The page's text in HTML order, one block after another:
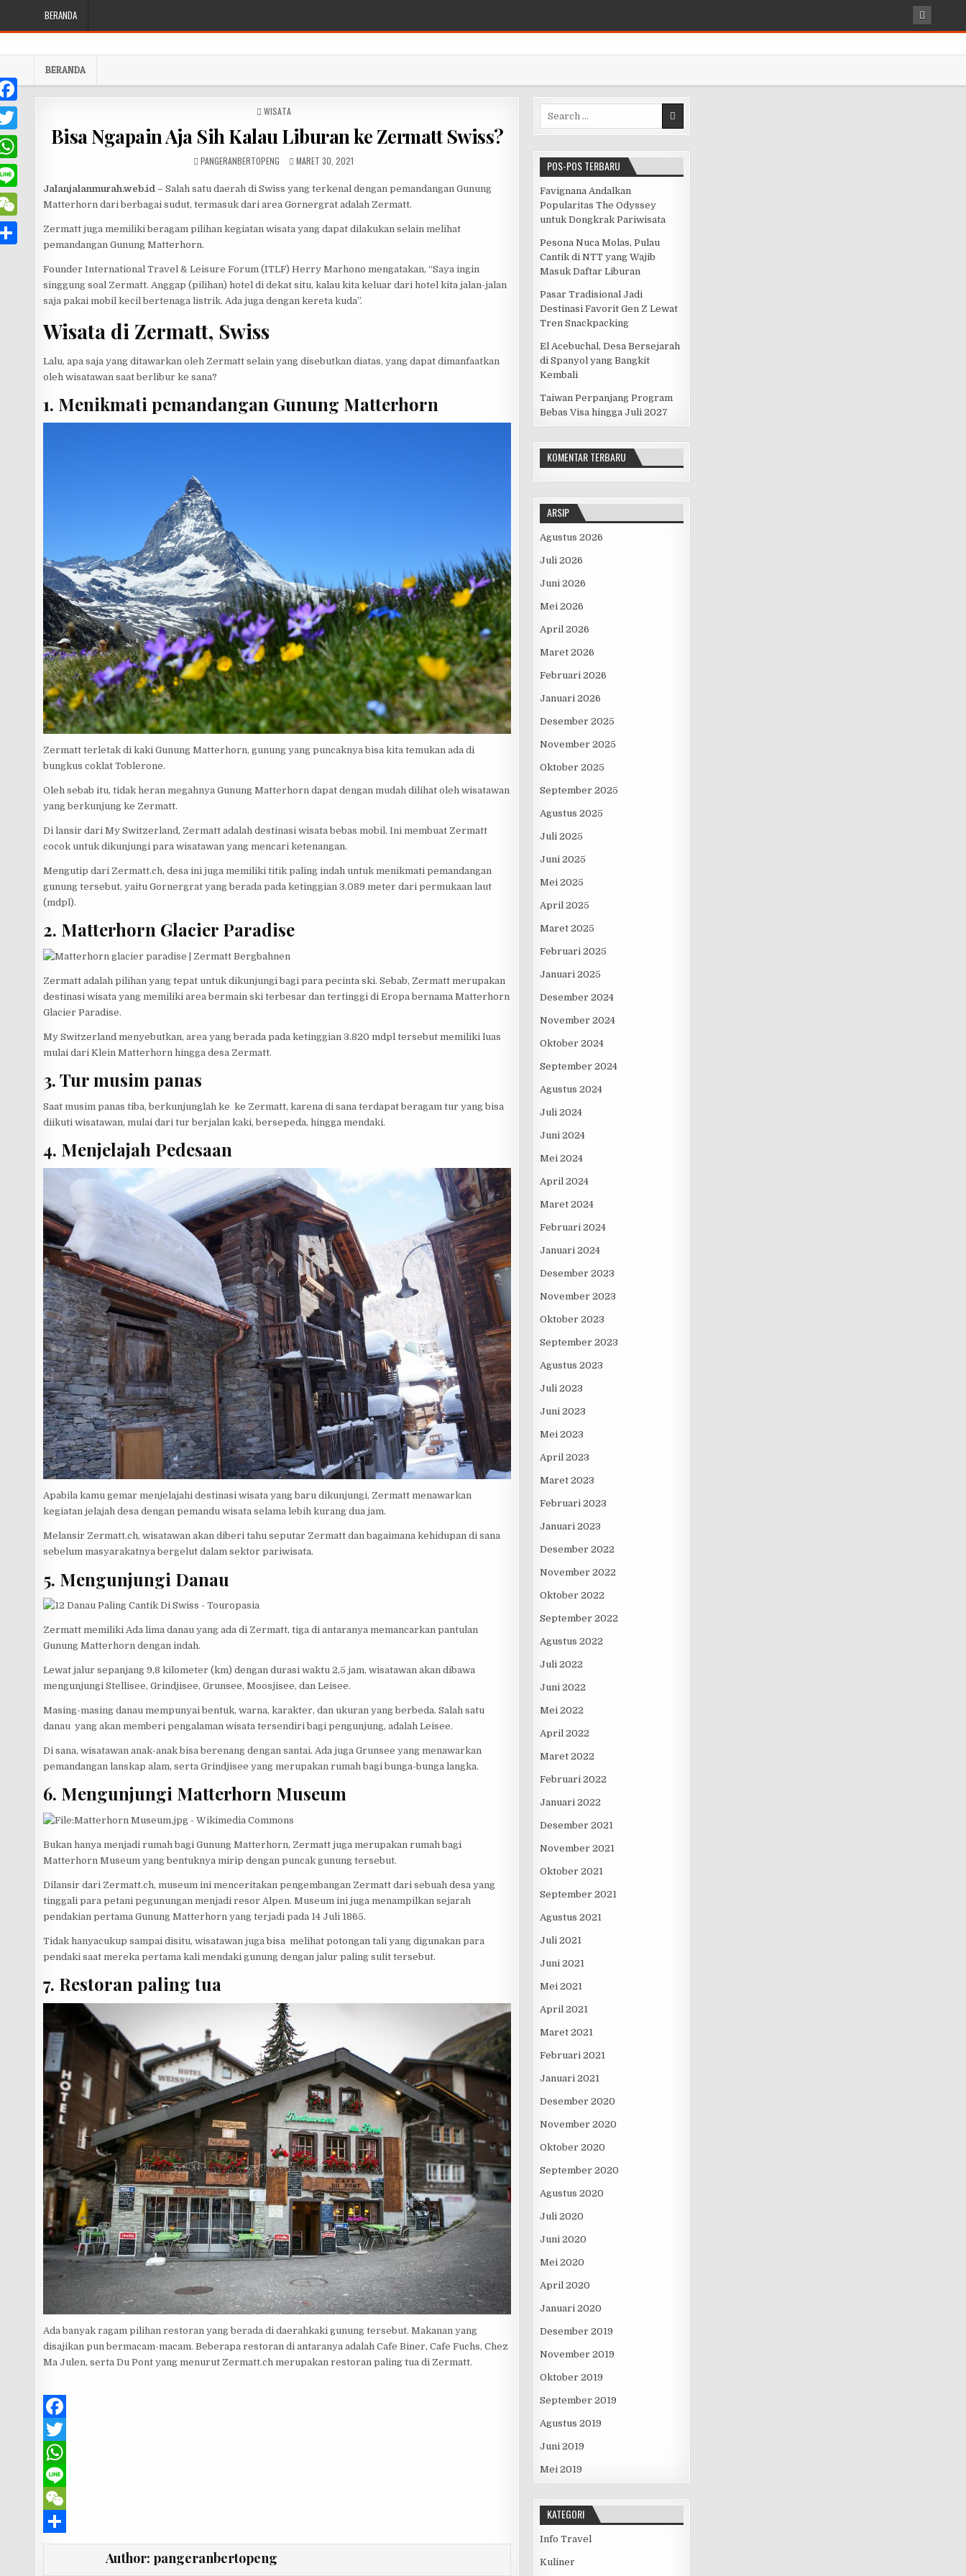
BERANDA
BERANDA
POSTED IN
WISATA
Bisa Ngapain Aja Sih Kalau Liburan ke Zermatt Swiss?
AUTHOR:
PANGERANBERTOPENG PUBLISHED DATE:
MARET 30, 2021
Jalanjalanmurah.web.id –Salah satu daerah di Swiss yang terkenal dengan pemandangan Gunung
Matterhorn dari berbagai sudut, termasuk dari area Gornergrat adalah Zermatt.
Zermatt juga memiliki beragam pilihan kegiatan wisata yang dapat dilakukan selain melihat
pemandangan Gunung Matterhorn.
Founder International Travel & Leisure Forum (ITLF) Herry Marhono mengatakan, “Saya ingin
singgung soal Zermatt. Anggap (pilihan) hotel di dekat situ, kalau kita keluar dari hotel kita jalan-jalan
saja pakai mobil kecil bertenaga listrik. Ada juga dengan kereta kuda”.
Wisata di Zermatt, Swiss
Lalu, apa saja yang ditawarkan oleh Zermatt selain yang disebutkan diatas, yang dapat dimanfaatkan
oleh wisatawan saat berlibur ke sana?
1. Menikmati pemandangan Gunung Matterhorn
Zermatt terletak di kaki Gunung Matterhorn, gunung yang puncaknya bisa kita temukan ada di
bungkus coklat Toblerone.
Oleh sebab itu, tidak heran megahnya Gunung Matterhorn dapat dengan mudah dilihat oleh wisatawan
yang berkunjung ke Zermatt.
Di lansir dari My Switzerland, Zermatt adalah destinasi wisata bebas mobil. Ini membuat Zermatt
cocok untuk dikunjungi para wisatawan yang mencari ketenangan.
Mengutip dari Zermatt.ch, desa ini juga memiliki titik paling indah untuk menikmati pemandangan
gunung tersebut, yaitu Gornergrat yang berada pada ketinggian 3.089 meter dari permukaan laut
(mdpl).
2. Matterhorn Glacier Paradise
Zermatt adalah pilihan yang tepat untuk dikunjungi bagi para pecinta ski. Sebab, Zermatt merupakan
destinasi wisata yang memiliki area bermain ski terbesar dan tertinggi di Eropa bernama Matterhorn
Glacier Paradise.
My Switzerland menyebutkan, area yang berada pada ketinggian 3.820 mdpl tersebut memiliki luas
mulai dari Klein Matterhorn hingga desa Zermatt.
3. Tur musim panas
Saat musim panas tiba, berkunjunglah ke ke Zermatt, karena di sana terdapat beragam tur yang bisa
diikuti wisatawan, mulai dari tur berjalan kaki, bersepeda, hingga mendaki.
4. Menjelajah Pedesaan
Apabila kamu gemar menjelajahi destinasi wisata yang baru dikunjungi, Zermatt menawarkan
kegiatan jelajah desa dengan pemandu wisata selama lebih kurang dua jam.
Melansir Zermatt.ch, wisatawan akan diberi tahu seputar Zermatt dan bagaimana kehidupan di sana
sebelum masyarakatnya bergelut dalam sektor pariwisata.
5. Mengunjungi Danau
Zermatt memiliki Ada lima danau yang ada di Zermatt, tiga di antaranya memancarkan pantulan
Gunung Matterhorn dengan indah.
Lewat jalur sepanjang 9,8 kilometer (km) dengan durasi waktu 2,5 jam, wisatawan akan dibawa
mengunjungi Stellisee, Grindjisee, Grunsee, Moosjisee, dan Leisee.
Masing-masing danau mempunyai bentuk, warna, karakter, dan ukuran yang berbeda. Salah satu
danau yang akan memberi pengalaman wisata tersendiri bagi pengunjung, adalah Leisee.
Di sana, wisatawan anak-anak bisa berenang dengan santai. Ada juga Grunsee yang menawarkan
pemandangan lanskap alam, serta Grindjisee yang merupakan rumah bagi bunga-bunga langka.
6. Mengunjungi Matterhorn Museum
Bukan hanya menjadi rumah bagi Gunung Matterhorn, Zermatt juga merupakan rumah bagi
Matterhorn Museum yang bentuknya mirip dengan puncak gunung tersebut.
Dilansir dari Zermatt.ch, museum ini menceritakan pengembangan Zermatt dari sebuah desa yang
tinggali para petani pegunungan menjadi resor Alpen. Museum ini juga menampilkan sejarah
pendakian pertama Gunung Matterhorn yang terjadi pada 14 Juli 1865.
Tidak hanyacukup sampai disitu, wisatawan juga bisa melihat potongan tali yang digunakan para
pendaki saat mereka pertama kali mendaki gunung dengan jalur paling sulit tersebut.
7. Restoran paling tua
Ada banyak ragam pilihan restoran yang berada di daerahkaki gunung tersebut. Makanan yang
disajikan pun bermacam-macam. Beberapa restoran di antaranya adalah Cafe Biner, Cafe Fuchs, Chez
Ma Julen, serta Du Pont yang menurut Zermatt.ch merupakan restoran paling tua di Zermatt.
F
a
c
e
b
o
T
w
i
t
W
h
a
t
L
n
W
e
S
Author: pangeranbertopeng
Search for:
POS-POS TERBARU
Favignana Andalkan
Popularitas The Odyssey
untuk Dongkrak Pariwisata
Pesona Nuca Molas, Pulau
Cantik di NTT yang Wajib
Masuk Daftar Liburan
Pasar Tradisional Jadi
Destinasi Favorit Gen Z Lewat
Tren Snackpacking
El Acebuchal, Desa Bersejarah
di Spanyol yang Bangkit
Kembali
Taiwan Perpanjang Program
Bebas Visa hingga Juli 2027
KOMENTAR TERBARU
ARSIP
Agustus 2026
Juli 2026
Juni 2026
Mei 2026
April 2026
Maret 2026
Februari 2026
Januari 2026
Desember 2025
November 2025
Oktober 2025
September 2025
Agustus 2025
Juli 2025
Juni 2025
Mei 2025
April 2025
Maret 2025
Februari 2025
Januari 2025
Desember 2024
November 2024
Oktober 2024
September 2024
Agustus 2024
Juli 2024
Juni 2024
Mei 2024
April 2024
Maret 2024
Februari 2024
Januari 2024
Desember 2023
November 2023
Oktober 2023
September 2023
Agustus 2023
Juli 2023
Juni 2023
Mei 2023
April 2023
Maret 2023
Februari 2023
Januari 2023
Desember 2022
November 2022
Oktober 2022
September 2022
Agustus 2022
Juli 2022
Juni 2022
Mei 2022
April 2022
Maret 2022
Februari 2022
Januari 2022
Desember 2021
November 2021
Oktober 2021
September 2021
Agustus 2021
Juli 2021
Juni 2021
Mei 2021
April 2021
Maret 2021
Februari 2021
Januari 2021
Desember 2020
November 2020
Oktober 2020
September 2020
Agustus 2020
Juli 2020
Juni 2020
Mei 2020
April 2020
Januari 2020
Desember 2019
November 2019
Oktober 2019
September 2019
Agustus 2019
Juni 2019
Mei 2019
KATEGORI
Info Travel
Kuliner